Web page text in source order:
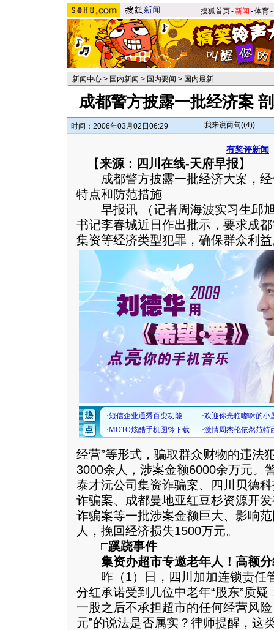
搜狐首页-新闻 -体育-
新闻中心 > 国内新闻 > 国内要闻 > 国内最新
成都警方披露一批经济案
时间：2006年03月02日06:29 我来说两句((4))
有奖评新闻
【来源：四川在线-天府早报】
成都警方披露一批经济大案，经
特点和防范措施
早报讯 （记者周海波实习生邱旭
书记李春城近日作出批示，要求成
集资等经济类型犯罪，确保群众利
经营”等形式，骗取群众财物的违法
3000余人，涉案金额6000余万元。
泰才沅公司集资诈骗案、四川贝德
诈骗案、成都曼地亚红豆杉资源开
诈骗案等一批涉案金额巨大、影响
人，挽回经济损失1500万元。
□蹊跷事件
集资办超市专邀老年人！高额
昨（1）日，四川加加连锁责任
分红承诺受到几位中老年“股东”质
一股之后不承担超市的任何经营风
元”的说法是否属实？律师提醒，这